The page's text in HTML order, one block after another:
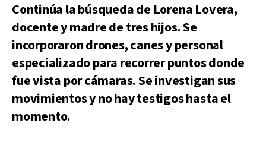
Continúa la búsqueda de Lorena Lovera,
docente y madre de tres hijos. Se
incorporaron drones, canes y personal
especializado para recorrer puntos donde
fue vista por cámaras. Se investigan sus
movimientos y no hay testigos hasta el
momento.